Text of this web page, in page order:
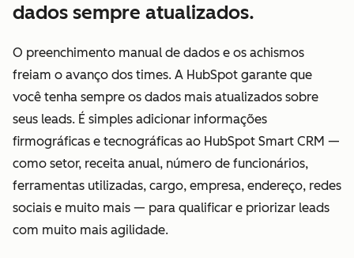
dados sempre atualizados.
O preenchimento manual de dados e os achismos
freiam o avanço dos times. A HubSpot garante que
você tenha sempre os dados mais atualizados sobre
seus leads. É simples adicionar informações
firmográficas e tecnográficas ao HubSpot Smart CRM —
como setor, receita anual, número de funcionários,
ferramentas utilizadas, cargo, empresa, endereço, redes
sociais e muito mais — para qualificar e priorizar leads
com muito mais agilidade.